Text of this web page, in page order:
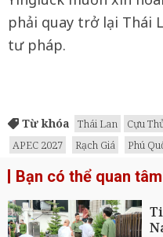
phải quay trở lại Thái
tư pháp.
Từ khóa Thái Lan
Cựu
APEC 2027
Rạch Giá Phú
Bạn có thể quan tâm